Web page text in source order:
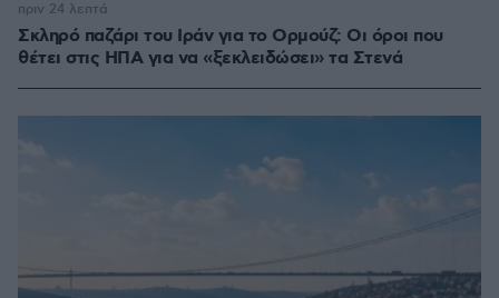
Σκληρό παζάρι του Ιράν για το Ορμούζ: Οι όροι που
θέτει στις ΗΠΑ για να «ξεκλειδώσει» τα Στενά
πριν 24 λεπτά